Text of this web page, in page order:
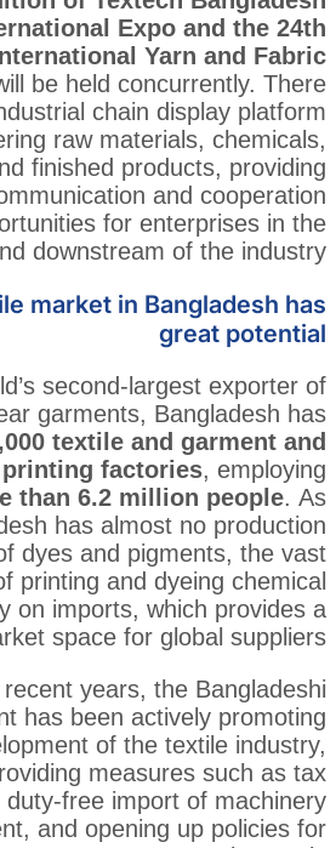
2025 International
Dhaka International
Show 2025will be held
will be a full industrial chain
covering raw
equipment and finished
efficient communication
opportunities for
upstream and downstream
The textile market in
As the world’s second-
ready-to-wear garments,
over 6,000 textile
dyeing and printing
more than 6.2
Bangladesh has
capacity of dyes and
majority of printing and
products rely on imports,
huge market space for
In recent years,
government has been
the development of the
providing
preference, duty-free
and equipment, and